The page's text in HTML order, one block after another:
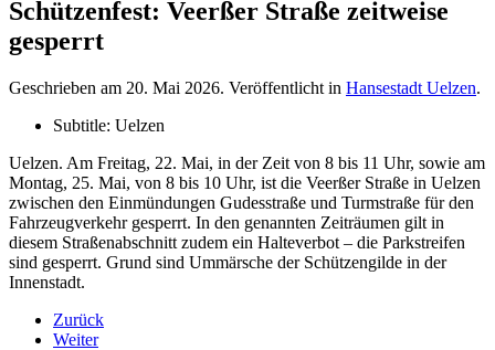
Schützenfest: Veerßer Straße zeitweise
gesperrt
Geschrieben am 20. Mai 2026. Veröffentlicht in Hansestadt Uelzen.
Subtitle: Uelzen
Uelzen. Am Freitag, 22. Mai, in der Zeit von 8 bis 11 Uhr, sowie am
Montag, 25. Mai, von 8 bis 10 Uhr, ist die Veerßer Straße in Uelzen
zwischen den Einmündungen Gudesstraße und Turmstraße für den
Fahrzeugverkehr gesperrt. In den genannten Zeiträumen gilt in
diesem Straßenabschnitt zudem ein Halteverbot – die Parkstreifen
sind gesperrt. Grund sind Ummärsche der Schützengilde in der
Innenstadt.
Zurück
Weiter